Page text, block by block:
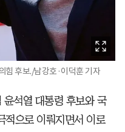
힘 후보./남강호·이덕훈 기자
석열 대통령 후보와 국
적으로 이뤄지면서 이로